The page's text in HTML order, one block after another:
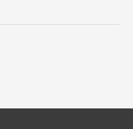
kartě
nové kartě